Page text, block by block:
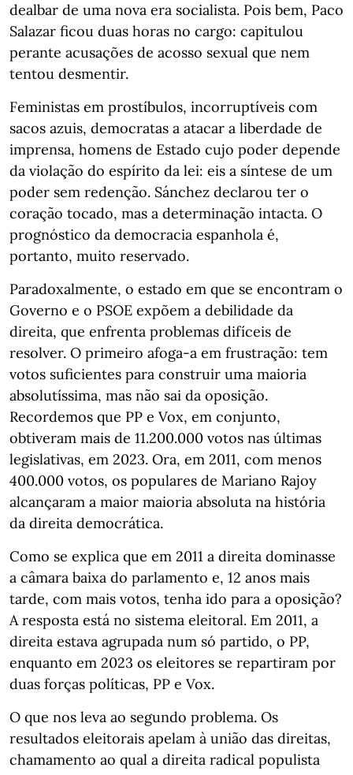
dealbar de uma nova era socialista. Pois bem, Paco
Salazar ficou duas horas no cargo: capitulou
perante acusações de acosso sexual que nem
tentou desmentir.
Feministas em prostíbulos, incorruptíveis com
sacos azuis, democratas a atacar a liberdade de
imprensa, homens de Estado cujo poder depende
da violação do espírito da lei: eis a síntese de um
poder sem redenção. Sánchez declarou ter o
coração tocado, mas a determinação intacta. O
prognóstico da democracia espanhola é,
portanto, muito reservado.
Paradoxalmente, o estado em que se encontram o
Governo e o PSOE expõem a debilidade da
direita, que enfrenta problemas difíceis de
resolver. O primeiro afoga-a em frustração: tem
votos suficientes para construir uma maioria
absolutíssima, mas não sai da oposição.
Recordemos que PP e Vox, em conjunto,
obtiveram mais de 11.200.000 votos nas últimas
legislativas, em 2023. Ora, em 2011, com menos
400.000 votos, os populares de Mariano Rajoy
alcançaram a maior maioria absoluta na história
da direita democrática.
Como se explica que em 2011 a direita dominasse
a câmara baixa do parlamento e, 12 anos mais
tarde, com mais votos, tenha ido para a oposição?
A resposta está no sistema eleitoral. Em 2011, a
direita estava agrupada num só partido, o PP,
enquanto em 2023 os eleitores se repartiram por
duas forças políticas, PP e Vox.
O que nos leva ao segundo problema. Os
resultados eleitorais apelam à união das direitas,
chamamento ao qual a direita radical populista